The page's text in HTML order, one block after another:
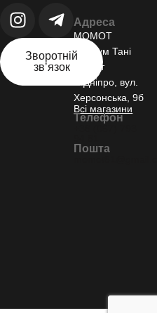
Адреса
МОМОТ
шоурум Тані
Момот
м.Дніпро, вул.
Херсонська, 9б
Всі магазини
Телефон
Пошта
Зворотній
звʼязок